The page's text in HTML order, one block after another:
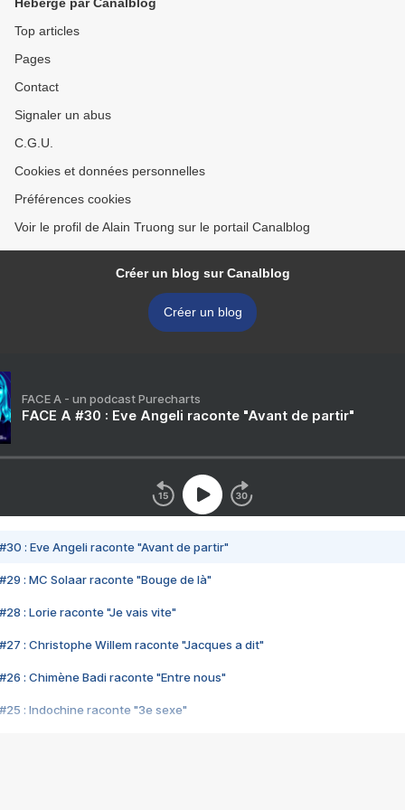
Top articles
Pages
Contact
Signaler un abus
C.G.U.
Cookies et données personnelles
Préférences cookies
Voir le profil de Alain Truong sur le portail Canalblog
Créer un blog sur Canalblog
Créer un blog
FACE A - un podcast Purecharts
FACE A #30 : Eve Angeli raconte "Avant de partir"
#30 : Eve Angeli raconte "Avant de partir"
#29 : MC Solaar raconte "Bouge de là"
#28 : Lorie raconte "Je vais vite"
#27 : Christophe Willem raconte "Jacques a dit"
#26 : Chimène Badi raconte "Entre nous"
#25 : Indochine raconte "3e sexe"